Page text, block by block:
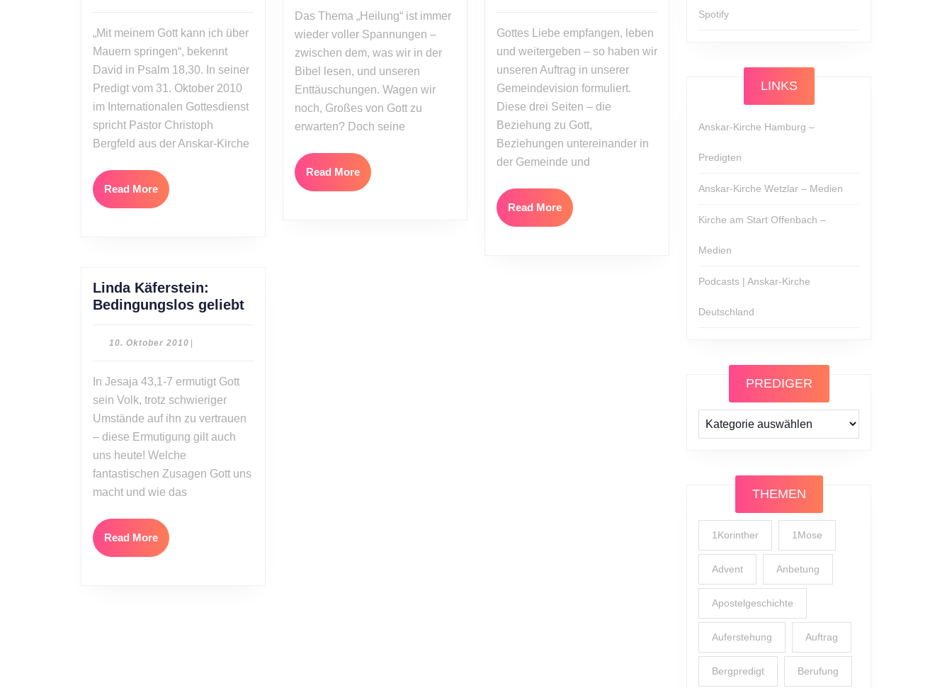
kann
über
Mauern
springen
„Mit meinem Gott kann ich über
Mauern springen“, bekennt
David in Psalm 18,30. In seiner
Predigt vom 31. Oktober 2010
im Internationalen Gottesdienst
spricht Pastor Christoph
Bergfeld aus der Anskar-Kirche
Read MoreRead
More
erwarten
Das Thema „Heilung“ ist immer
wieder voller Spannungen –
zwischen dem, was wir in der
Bibel lesen, und unseren
Enttäuschungen. Wagen wir
noch, Großes von Gott zu
erwarten? Doch seine
Read MoreRead
More
der
Gemeinde
Gottes Liebe empfangen, leben
und weitergeben – so haben wir
unseren Auftrag in unserer
Gemeindevision formuliert.
Diese drei Seiten – die
Beziehung zu Gott,
Beziehungen untereinander in
der Gemeinde und
Read MoreRead
More
Linda Käferstein:
Bedingungslos geliebtLinda
10. Oktober 2010 10.
In Jesaja 43,1-7 ermutigt Gott
sein Volk, trotz schwieriger
Umstände auf ihn zu vertrauen
– diese Ermutigung gilt auch
uns heute! Welche
fantastischen Zusagen Gott uns
macht und wie das
Read MoreRead
More
Spotify
LINKS
Anskar-Kirche Hamburg –
Predigten
Anskar-Kirche Wetzlar – Medien
Kirche am Start Offenbach –
Medien
Podcasts | Anskar-Kirche
Deutschland
PREDIGER
Prediger
THEMEN
1Korinther 1Mose
Advent Anbetung
Apostelgeschichte
Auferstehung Auftrag
Bergpredigt Berufung